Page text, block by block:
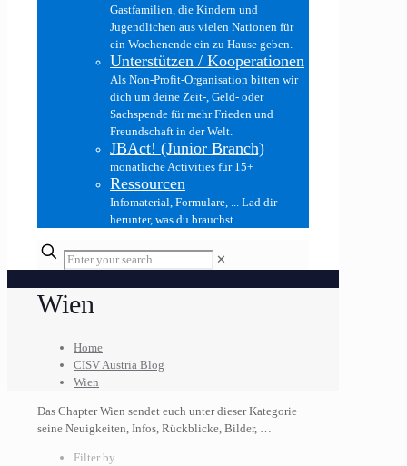
Gastfamilien, die Kindern und
Jugendlichen aus vielen Nationen für
ein Wochenende ein zu Hause geben.
Unterstützen / Kooperationen
Als Non-Profit-Organisation bitten wir
dich um deine Zeit-, Geld- oder
Sachspende für mehr Frieden und
Freundschaft in der Welt.
JBAct! (Junior Branch)
monatliche Activities für 15+
Ressourcen
Infomaterial, Formulare, ... Lad dir
herunter, was du brauchst.
✕
Wien
Home
CISV Austria Blog
Wien
Das Chapter Wien sendet euch unter dieser Kategorie
seine Neuigkeiten, Infos, Rückblicke, Bilder, …
Filter by